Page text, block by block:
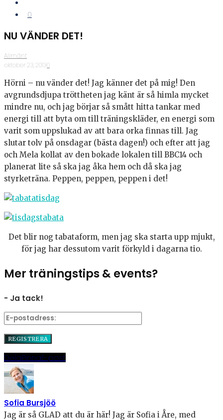
0
NU VÄNDER DET!
Allmänt
·oktober 23, 2013·0
Hörni – nu vänder det! Jag känner det på mig! Den
avgrundsdjupa tröttheten jag känt är så himla mycket
mindre nu, och jag börjar så smått hitta tankar med
energi till att byta om till träningskläder, en energi som
varit som uppslukad av att bara orka finnas till. Jag
slutar tolv på onsdagar (bästa dagen!) och efter att jag
och Mela kollat av den bokade lokalen till BBC14 och
planerat lite så ska jag åka hem och då ska jag
styrketräna. Peppen, peppen, peppen i det!
Det blir nog tabataform, men jag ska starta upp mjukt,
för jag har dessutom varit förkyld i dagarna tio.
Mer träningstips & events?
- Ja tack!
DelaPinnaE-post
Sofia Bursjöö
Jag är så GLAD att du är här! Jag är Sofia i Åre, med